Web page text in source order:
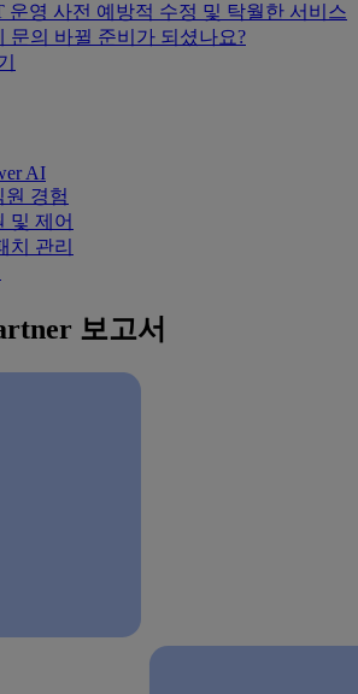
운영 사전 예방적 수정 및 탁월한 서비스
문의 바뀔 준비가 되셨나요?
AI
원 경험
및 제어
치 관리
보고서